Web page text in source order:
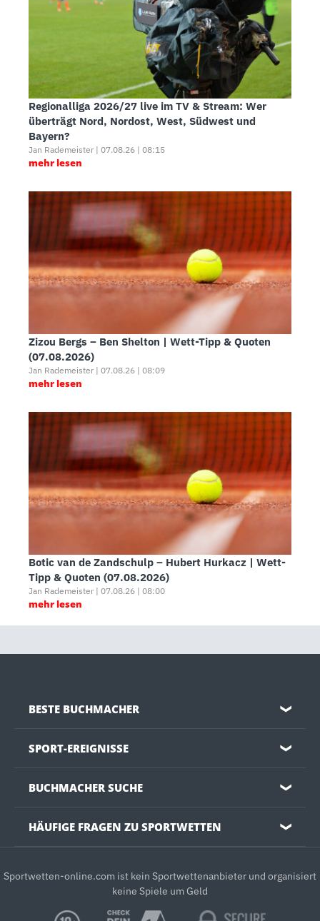
Regionalliga 2026/27 live im TV & Stream: Wer
überträgt Nord, Nordost, West, Südwest und
Bayern?
Jan Rademeister | 07.08.26 | 08:15
mehr lesen
Zizou Bergs – Ben Shelton | Wett-Tipp & Quoten
(07.08.2026)
Jan Rademeister | 07.08.26 | 08:09
mehr lesen
Botic van de Zandschulp – Hubert Hurkacz | Wett-
Tipp & Quoten (07.08.2026)
Jan Rademeister | 07.08.26 | 08:00
mehr lesen
BESTE BUCHMACHER ❯
SPORT-EREIGNISSE ❯
BUCHMACHER SUCHE ❯
HÄUFIGE FRAGEN ZU SPORTWETTEN ❯
Sportwetten-online.com ist kein Sportwettenanbieter und organisiert
keine Spiele um Geld